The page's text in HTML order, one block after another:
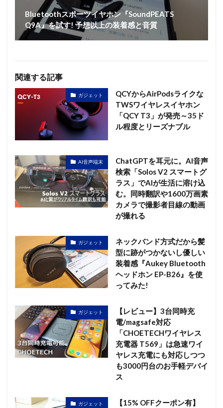
Bluetoothスポーツイヤホン『SoundPEATS
Q9A』を試す! 予想以上の装着感と音質
関連する記事
ガジェット
QCYからAirPodsライクな
TWSワイヤレスイヤホン
「QCY T3」が発売～35ド
ル程度とリーズナブル
AI音声端末
ChatGPTを耳元に。AI音声
検索「Solos V2 スマートグ
ラス」でAIが生活に溶け込
む。同時翻訳や1600万画素
カメラで撮影者目線の動画
が撮れる
ガジェット
ネックバンド方式だから髪
型に跡がつかないし優しい
装着感『Aukey Bluetooth
ヘッドホン EP-B26』を使
ってみた!
ガジェット
【レビュー】3台同時充
電/magsafe対応
「CHOETECHワイヤレス
充電器 T569」は急速ワイ
ヤレス充電にも対応しつつ
も3000円台のお手軽デバイ
ス
ガジェット
【15% OFFクーポン有】